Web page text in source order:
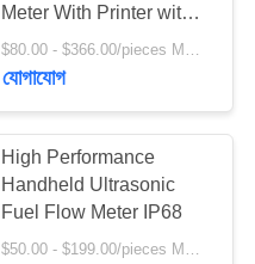
Meter With Printer with
accuracy 1.0%
$80.00 - $366.00/pieces MOQ:১ পিসি
যোগাযোগ
High Performance
Handheld Ultrasonic
Fuel Flow Meter IP68
$50.00 - $199.00/pieces MOQ:১ পিসি